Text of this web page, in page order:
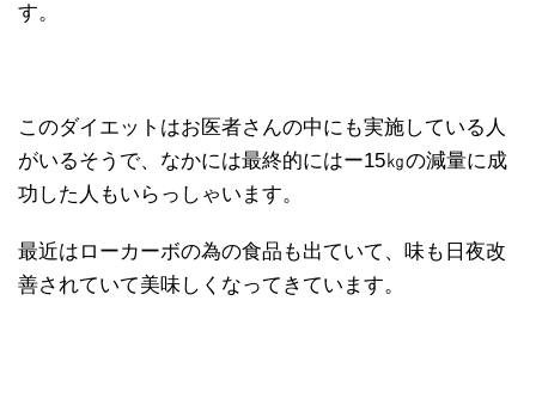
す。
このダイエットはお医者さんの中にも実施している人
がいるそうで、なかには最終的にはー15㎏の減量に成
功した人もいらっしゃいます。
最近はローカーボの為の食品も出ていて、味も日夜改
善されていて美味しくなってきています。